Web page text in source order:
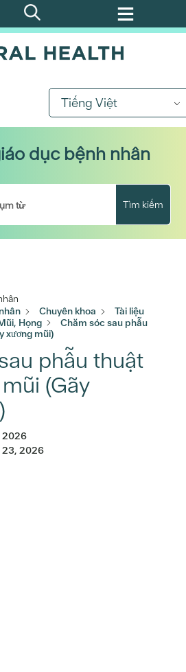
Tiếng Việt
dục bệnh nhân
Tìm kiếm
Chuyên khoa
Tài liệu
Họng
Chăm sóc sau phẫu
xương mũi)
phẫu thuật
(Gãy
2026
23, 2026